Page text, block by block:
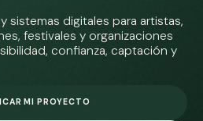
sistemas digitales para artistas,
festivales y organizaciones
confianza, captación y
MI PROYECTO